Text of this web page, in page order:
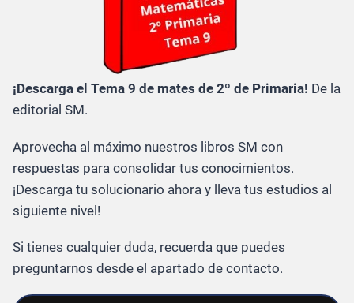
¡Descarga el Tema 9 de mates de 2º de Primaria! De la
editorial SM.
Aprovecha al máximo nuestros libros SM con
respuestas para consolidar tus conocimientos.
¡Descarga tu solucionario ahora y lleva tus estudios al
siguiente nivel!
Si tienes cualquier duda, recuerda que puedes
preguntarnos desde el apartado de contacto.